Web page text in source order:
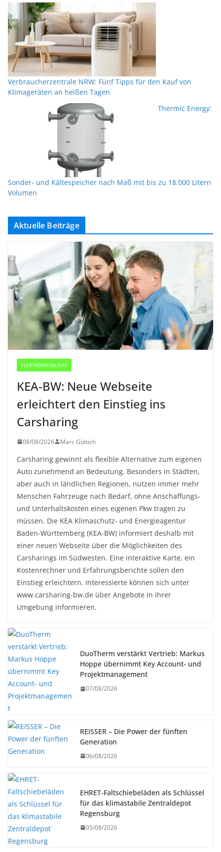
Verbraucherzentrale NRW: Fünf Tipps für den Kauf von
Klimageräten an heißen Tagen
Thermic Energy:
Sonder- und Kältespeicher nach Maß mit bis zu 18.000 Litern
Volumen
Aktuelle Beiträge
ELEKTROMOBILITÄT
KEA-BW: Neue Webseite
erleichtert den Einstieg ins
Carsharing
08/08/2026 Marc Güttich
Carsharing gewinnt als flexible Alternative zum eigenen
Auto zunehmend an Bedeutung. Besonders in Städten,
aber auch in ländlichen Regionen, nutzen immer mehr
Menschen Fahrzeuge nach Bedarf, ohne Anschaffungs-
und Unterhaltskosten eines eigenen Pkw tragen zu
müssen. Die KEA Klimaschutz- und Energieagentur
Baden-Württemberg (KEA-BW) informiert deshalb mit
einer neuen Webseite über die Möglichkeiten des
Carsharings im Südwesten. Eine interaktive Karte, ein
Kostenrechner und Erfahrungsberichte sollen den
Einstieg erleichtern. Interessierte können sich unter
www.carsharing-bw.de über Angebote in ihrer
Umgebung informieren.
DuoTherm verstärkt Vertrieb: Markus
Hoppe übernimmt Key Account- und
Projektmanagement
07/08/2026
REISSER – Die Power der fünften
Generation
06/08/2026
EHRET-Faltschiebeläden als Schlüssel
für das klimastabile Zentraldepot
Regensburg
05/08/2026